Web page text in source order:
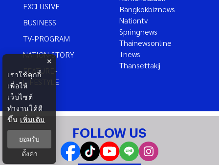
EXCLUSIVE
BUSINESS
TV-PROGRAM
NATION-STORY
FEATURE-
LIFESTYLE
Bangkokbiznews
Nationtv
Springnews
Thainewsonline
Tnews
Thansettakij
FOLLOW US
×
เราใช้คุกกี้
เพื่อให้
เว็บไซต์
ทำงานได้ดี
ขึ้น เพิ่มเติม
ยอมรับ
ตั้งค่า